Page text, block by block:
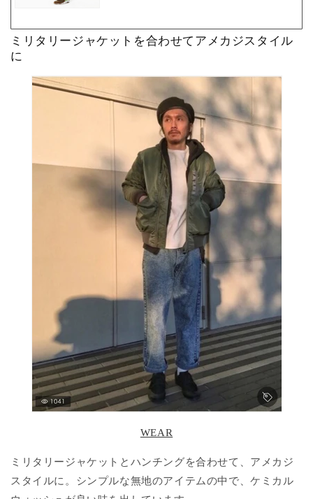
ミリタリージャケットを合わせてアメカジスタイル
に
WEAR
ミリタリージャケットとハンチングを合わせて、アメカジ
スタイルに。シンプルな無地のアイテムの中で、ケミカル